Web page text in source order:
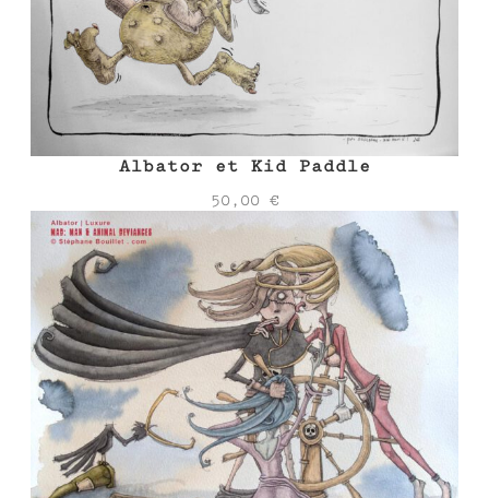
Albator et Kid Paddle
50,00 €